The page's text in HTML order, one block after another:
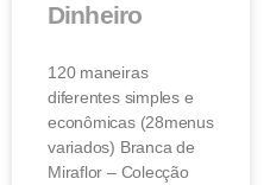
Dinheiro
120 maneiras
diferentes simples e
econômicas (28menus
variados) Branca de
Miraflor – Colecção